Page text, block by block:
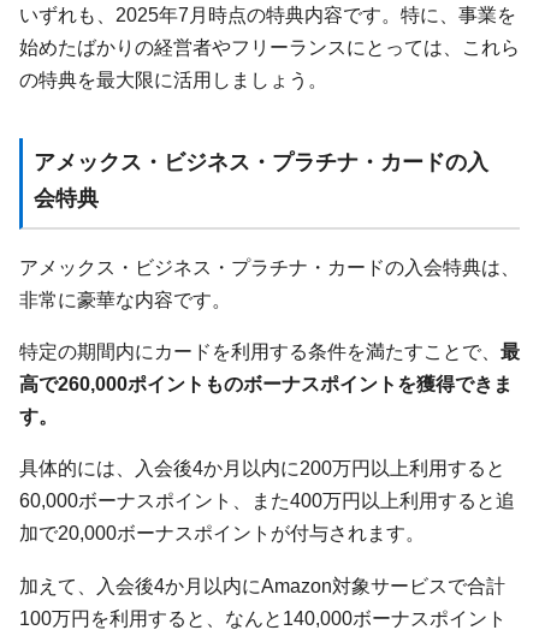
いずれも、2025年7月時点の特典内容です。特に、事業を
始めたばかりの経営者やフリーランスにとっては、これら
の特典を最大限に活用しましょう。
アメックス・ビジネス・プラチナ・カードの入
会特典
アメックス・ビジネス・プラチナ・カードの入会特典は、
非常に豪華な内容です。
特定の期間内にカードを利用する条件を満たすことで、 最
高で260,000ポイントものボーナスポイントを獲得できま
す。
具体的には、入会後4か月以内に200万円以上利用すると
60,000ボーナスポイント、また400万円以上利用すると追
加で20,000ボーナスポイントが付与されます。
加えて、入会後4か月以内にAmazon対象サービスで合計
100万円を利用すると、なんと140,000ボーナスポイント